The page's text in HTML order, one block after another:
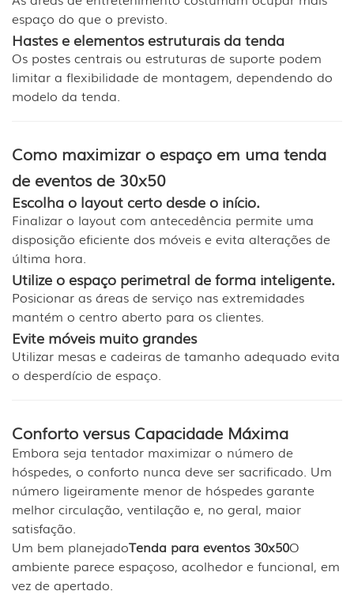
espaço do que o previsto.
Hastes e elementos estruturais da tenda
Os postes centrais ou estruturas de suporte podem
limitar a flexibilidade de montagem, dependendo do
modelo da tenda.
Como maximizar o espaço em uma tenda
de eventos de 30x50
Escolha o layout certo desde o início.
Finalizar o layout com antecedência permite uma
disposição eficiente dos móveis e evita alterações de
última hora.
Utilize o espaço perimetral de forma inteligente.
Posicionar as áreas de serviço nas extremidades
mantém o centro aberto para os clientes.
Evite móveis muito grandes
Utilizar mesas e cadeiras de tamanho adequado evita
o desperdício de espaço.
Conforto versus Capacidade Máxima
Embora seja tentador maximizar o número de
hóspedes, o conforto nunca deve ser sacrificado. Um
número ligeiramente menor de hóspedes garante
melhor circulação, ventilação e, no geral, maior
satisfação.
Um bem planejadoTenda para eventos 30x50O
ambiente parece espaçoso, acolhedor e funcional, em
vez de apertado.